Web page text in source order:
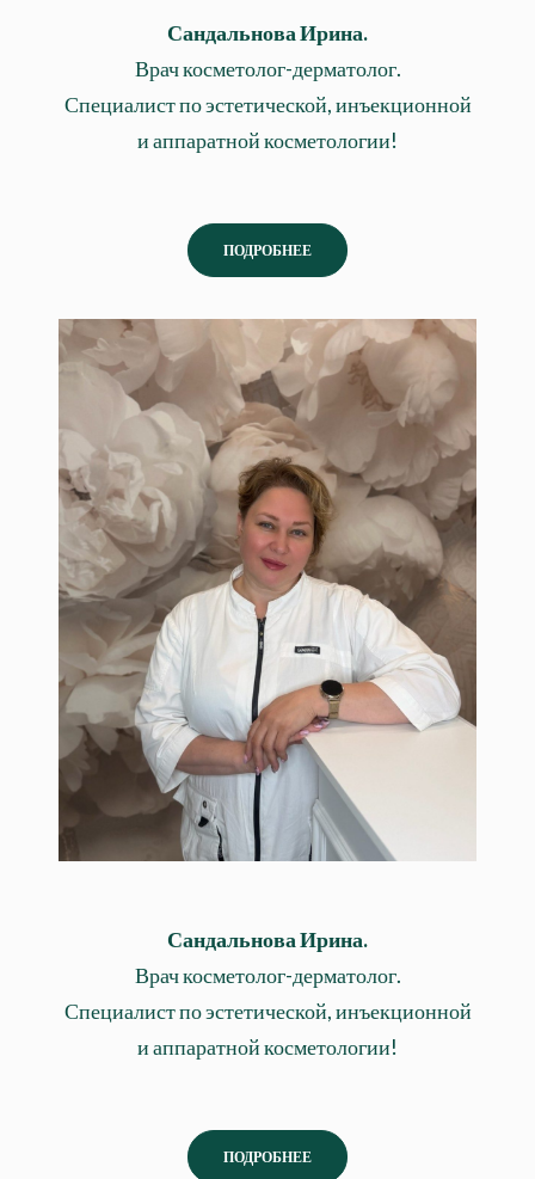
Сандальнова Ирина.
Врач косметолог-дерматолог.
Специалист по эстетической, инъекционной
и аппаратной косметологии!
ПОДРОБНЕЕ
Шапран Наталья
Врач косметолог-дерматовенеролог.
Специалист по эстетической,
инъекционной и аппаратной
косметологии, нитевому лифтингу.
Сандальнова Ирина.
Врач косметолог-дерматолог.
Специалист по эстетической, инъекционной
и аппаратной косметологии!
ПОДРОБНЕЕ